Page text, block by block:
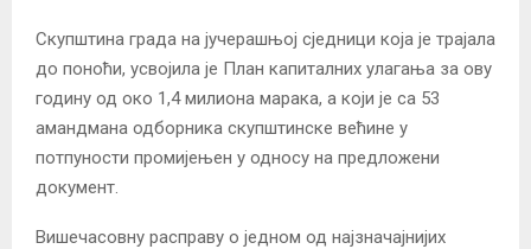
Скупштина града на јучерашњој сједници која је трајала
до поноћи, усвојила је План капиталних улагања за ову
годину од око 1,4 милиона марака, а који је са 53
амандмана одборника скупштинске већине у
потпуности промијењен у односу на предложени
документ.
Вишечасовну расправу о једном од најзначајнијих